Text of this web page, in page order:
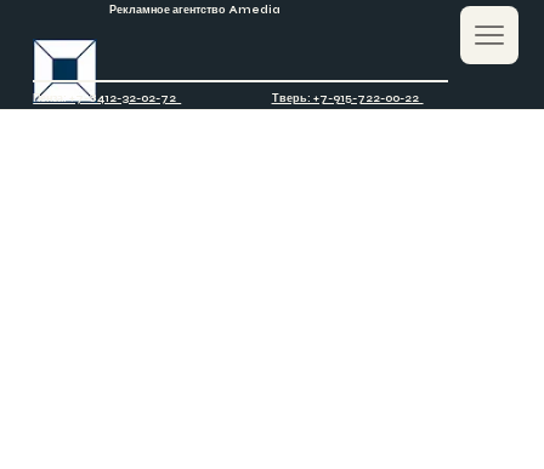
Рекламное агентство Amedia
Пенза: +7-8412-32-02-72 Тверь: +7-915-722-00-22